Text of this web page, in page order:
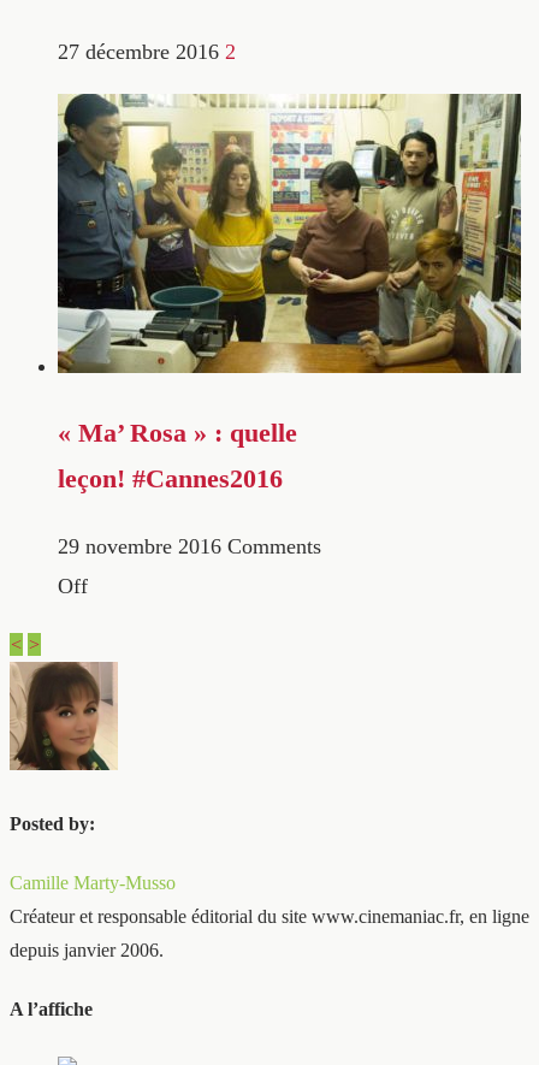
27 décembre 2016 2
« Ma’ Rosa » : quelle
leçon! #Cannes2016
29 novembre 2016 Comments
Off
< >
Posted by:
Camille Marty-Musso
Créateur et responsable éditorial du site www.cinemaniac.fr, en ligne
depuis janvier 2006.
A l’affiche